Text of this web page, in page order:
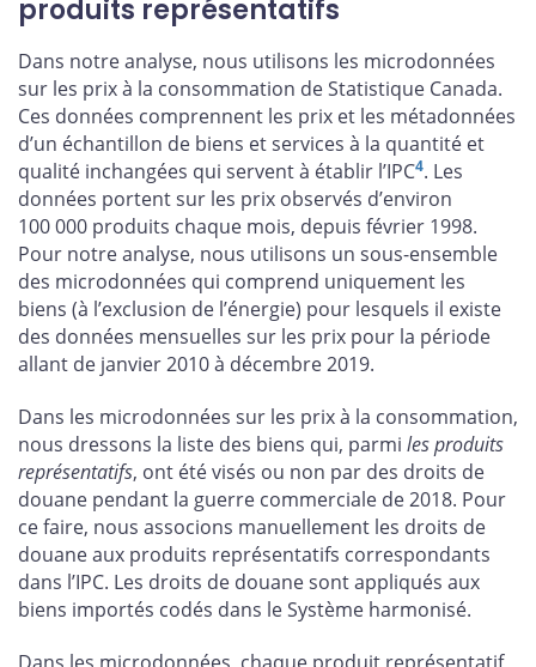
produits représentatifs
Dans notre analyse, nous utilisons les microdonnées
sur les prix à la consommation de Statistique Canada.
Ces données comprennent les prix et les métadonnées
d’un échantillon de biens et services à la quantité et
qualité inchangées qui servent à établir l’IPC4. Les
données portent sur les prix observés d’environ
100 000 produits chaque mois, depuis février 1998.
Pour notre analyse, nous utilisons un sous-ensemble
des microdonnées qui comprend uniquement les
biens (à l’exclusion de l’énergie) pour lesquels il existe
des données mensuelles sur les prix pour la période
allant de janvier 2010 à décembre 2019.
Dans les microdonnées sur les prix à la consommation,
nous dressons la liste des biens qui, parmi les produits
représentatifs, ont été visés ou non par des droits de
douane pendant la guerre commerciale de 2018. Pour
ce faire, nous associons manuellement les droits de
douane aux produits représentatifs correspondants
dans l’IPC. Les droits de douane sont appliqués aux
biens importés codés dans le Système harmonisé.